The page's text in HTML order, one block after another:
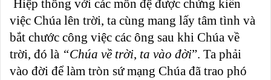
Hiệp thông với các môn đệ được chứng kiến
việc Chúa lên trời, ta cùng mang lấy tâm tình và
bắt chước công việc các ông sau khi Chúa về
trời, đó là “Chúa về trời, ta vào đời”. Ta phải
vào đời để làm tròn sứ mạng Chúa đã trao phó